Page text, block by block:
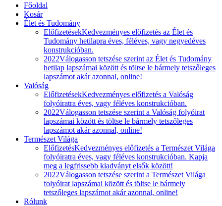
Főoldal
Kosár
Élet és Tudomány
ElőfizetésekKedvezményes előfizetés az Élet és
Tudomány hetilapra éves, féléves, vagy negyedéves
konstrukcióban.
2022Válogasson tetszése szerint az Élet és Tudomány
hetilap lapszámai között és töltse le bármely tetszőleges
lapszámot akár azonnal, online!
Valóság
ElőfizetésekKedvezményes előfizetés a Valóság
folyóiratra éves, vagy féléves konstrukcióban.
2022Válogasson tetszése szerint a Valóság folyóirat
lapszámai között és töltse le bármely tetszőleges
lapszámot akár azonnal, online!
Természet Világa
ElőfizetésKedvezményes előfizetés a Természet Világa
folyóiratra éves, vagy féléves konstrukcióban. Kapja
meg a legfrissebb kiadványt elsők között!
2022Válogasson tetszése szerint a Természet Világa
folyóirat lapszámai között és töltse le bármely
tetszőleges lapszámot akár azonnal, online!
Rólunk